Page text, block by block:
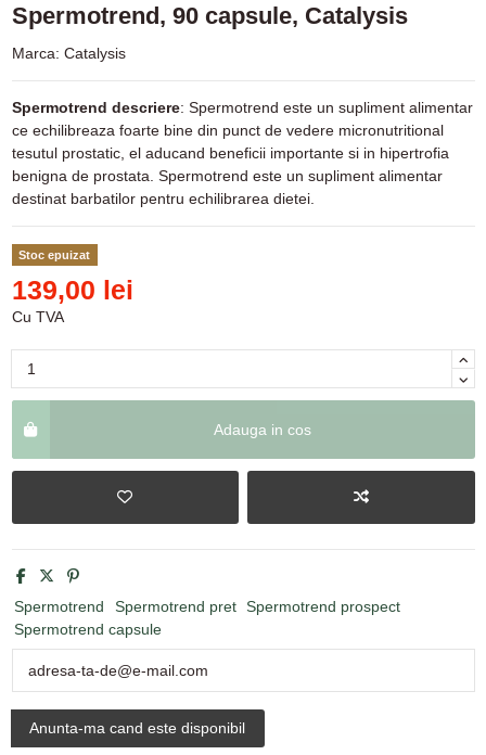
Spermotrend, 90 capsule, Catalysis
Marca: Catalysis
Spermotrend descriere: Spermotrend este un supliment alimentar
ce echilibreaza foarte bine din punct de vedere micronutritional
tesutul prostatic, el aducand beneficii importante si in hipertrofia
benigna de prostata. Spermotrend este un supliment alimentar
destinat barbatilor pentru echilibrarea dietei.
Stoc epuizat
139,00 lei
Cu TVA
Adauga in cos
Spermotrend Spermotrend pret Spermotrend prospect
Spermotrend capsule